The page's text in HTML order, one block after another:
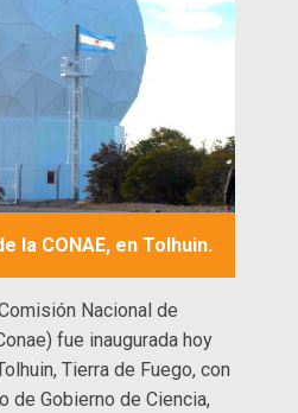
la CONAE, en Tolhuin.
Nacional de
fue inaugurada hoy
Tierra de Fuego, con
de Gobierno de Ciencia,